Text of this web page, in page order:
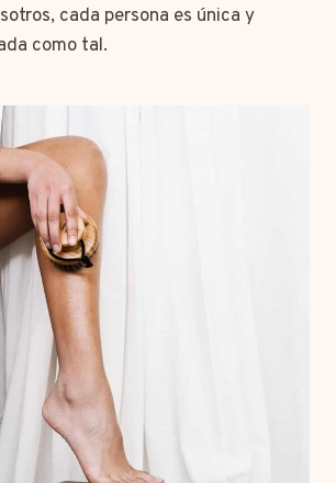
cada persona es única y
como tal.